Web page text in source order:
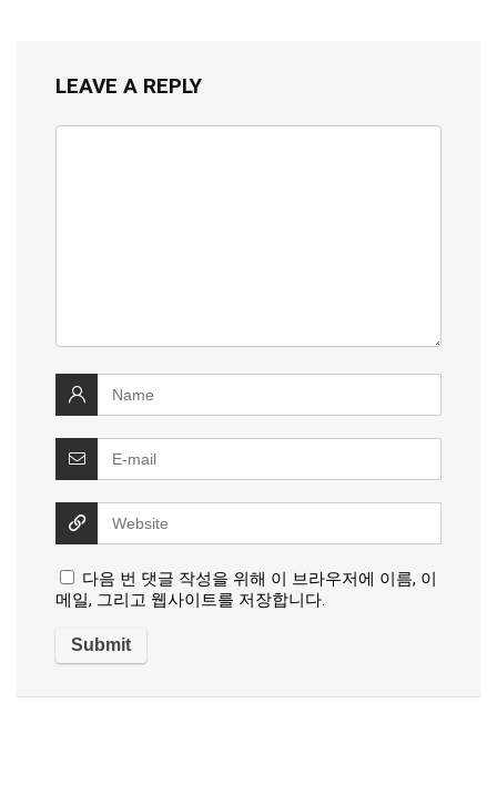
LEAVE A REPLY
다음 번 댓글 작성을 위해 이 브라우저에 이름, 이
메일, 그리고 웹사이트를 저장합니다.